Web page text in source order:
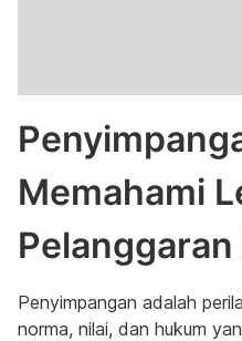
Memahami
Penyimpangan adalah
norma, nilai, dan hukum